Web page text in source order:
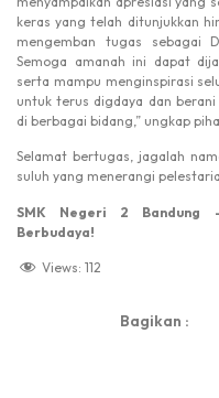
keras yang telah ditunjukkan
mengemban tugas sebagai
Semoga amanah ini dapat
serta mampu menginspirasi
untuk terus digdaya dan
di berbagai bidang,” ungkap
Selamat bertugas, jagalah
suluh yang menerangi
SMK Negeri 2 Bandung
Berbudaya!
Views: 112
Bagikan :